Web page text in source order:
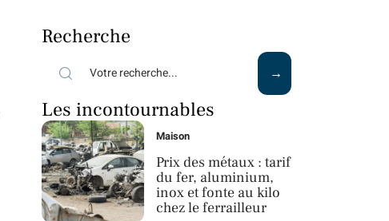
Recherche
Les incontournables
Maison
Prix des métaux : tarif
du fer, aluminium,
inox et fonte au kilo
chez le ferrailleur